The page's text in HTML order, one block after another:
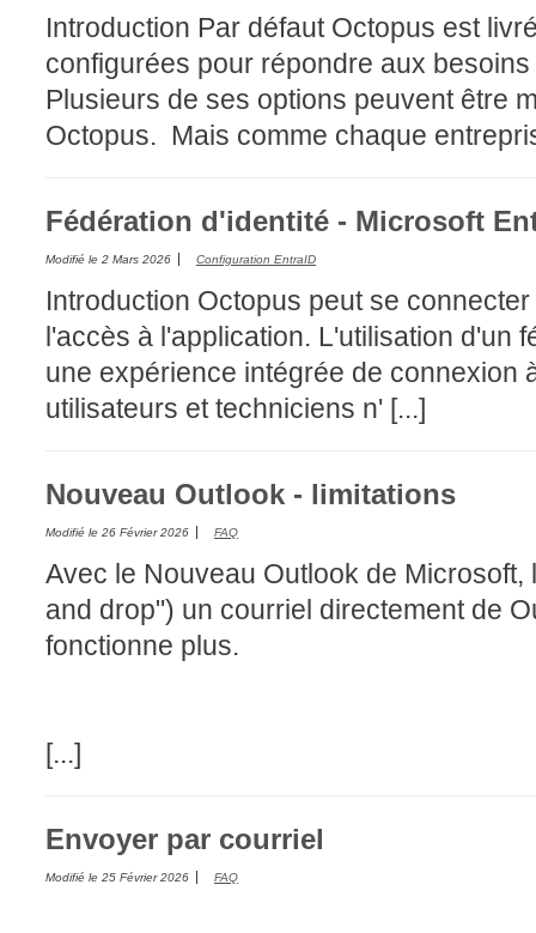
Introduction Par défaut Octopus est
configurées pour répondre aux
Plusieurs de ses options peuvent être
Octopus. Mais comme chaque
Fédération d'identité - Microsoft
Modifié le 2 Mars 2026 Configuration EntraID
Introduction Octopus peut se
l'accès à l'application. L'utilisation d'un
une expérience intégrée de connexion
utilisateurs et techniciens n' [...]
Nouveau Outlook - limitations
Modifié le 26 Février 2026 FAQ
Avec le Nouveau Outlook de
and drop") un courriel directement de
fonctionne plus.
[...]
Envoyer par courriel
Modifié le 25 Février 2026 FAQ